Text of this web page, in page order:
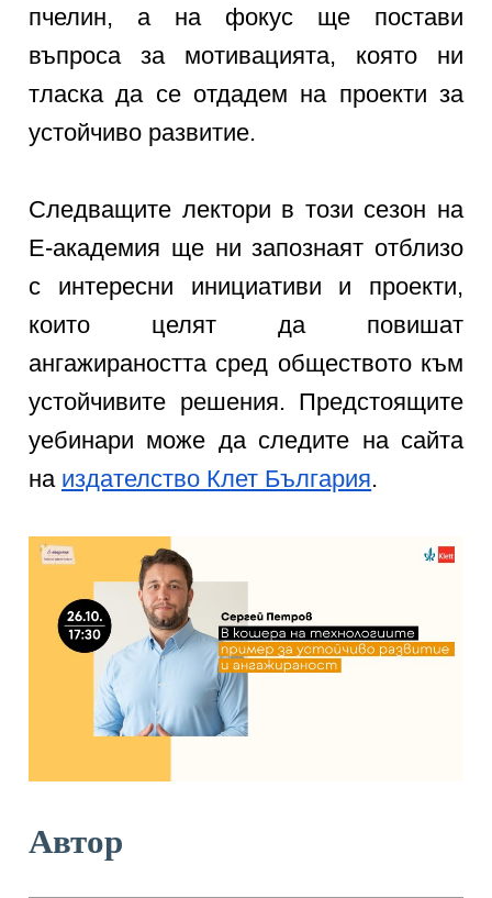
пчелин, а на фокус ще постави
въпроса за мотивацията, която ни
тласка да се отдадем на проекти за
устойчиво развитие.
Следващите лектори в този сезон на
Е-академия ще ни запознаят отблизо
с интересни инициативи и проекти,
които целят да повишат
ангажираността сред обществото към
устойчивите решения. Предстоящите
уебинари може да следите на сайта
на издателство Клет България.
Автор